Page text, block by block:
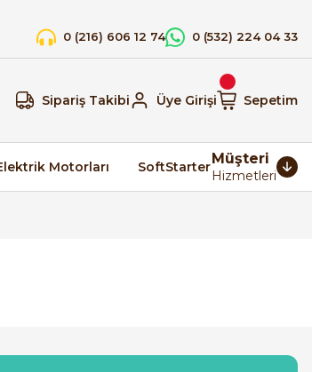
0 (216) 606 12 74 0 (532) 224 04 33
Sipariş Takibi Üye Girişi Sepetim
Motorları SoftStarterMüşteri
Hizmetleri